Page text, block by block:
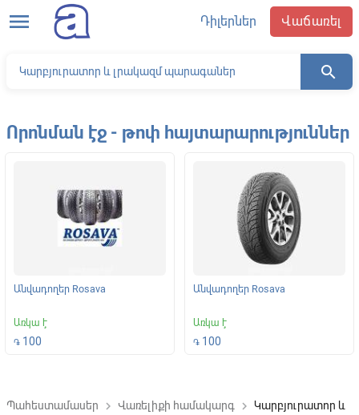
menu Դիլերներ Վաճառել
search
Որոնման էջ - թոփ հայտարարություններ
Անվադողեր Rosava
Առկա է
֏ 100
Անվադողեր Rosava
Առկա է
֏ 100
Պահեստամասեր keyboard_arrow_right Վառելիքի համակարգ keyboard_arrow_right Կարբյուրատոր և